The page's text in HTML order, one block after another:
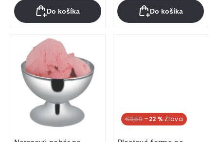
Do košíka Do košíka
€3,59 –22 %